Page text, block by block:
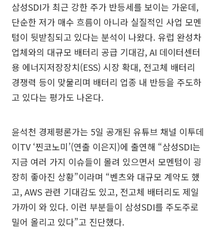
삼성SDI가 최근 강한 주가 반등세를 보이는 가운데,
단순한 저가 매수 흐름이 아니라 실질적인 사업 모멘
텀이 뒷받침되고 있다는 분석이 나왔다. 유럽 완성차
업체와의 대규모 배터리 공급 기대감, AI 데이터센터
용 에너지저장장치(ESS) 시장 확대, 전고체 배터리
경쟁력 등이 맞물리며 배터리 업종 내 반등을 주도하
고 있다는 평가도 나온다.
윤석천 경제평론가는 5일 공개된 유튜브 채널 이투데
이TV ‘찐코노미’(연출 이은지)에 출연해 “삼성SDI는
지금 여러 가지 이슈들이 몰려 있으면서 모멘텀이 굉
장히 좋아진 상황”이라며 “벤츠와 대규모 계약도 했
고, AWS 관련 기대감도 있고, 전고체 배터리도 제일
가까이 와 있다. 이런 부분들이 삼성SDI를 주도주로
밀어 올리고 있다”고 진단했다.